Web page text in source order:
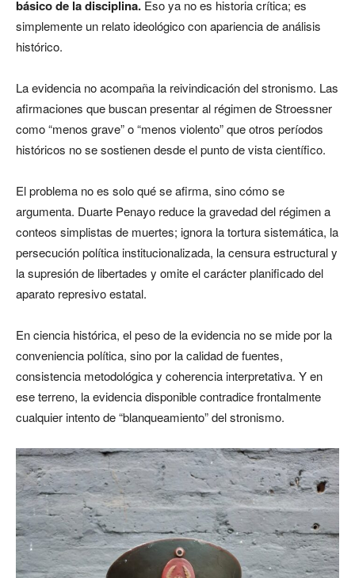
básico de la disciplina. Eso ya no es historia crítica; es
simplemente un relato ideológico con apariencia de análisis
histórico.
La evidencia no acompaña la reivindicación del stronismo. Las
afirmaciones que buscan presentar al régimen de Stroessner
como “menos grave” o “menos violento” que otros períodos
históricos no se sostienen desde el punto de vista científico.
El problema no es solo qué se afirma, sino cómo se
argumenta. Duarte Penayo reduce la gravedad del régimen a
conteos simplistas de muertes; ignora la tortura sistemática, la
persecución política institucionalizada, la censura estructural y
la supresión de libertades y omite el carácter planificado del
aparato represivo estatal.
En ciencia histórica, el peso de la evidencia no se mide por la
conveniencia política, sino por la calidad de fuentes,
consistencia metodológica y coherencia interpretativa. Y en
ese terreno, la evidencia disponible contradice frontalmente
cualquier intento de “blanqueamiento” del stronismo.